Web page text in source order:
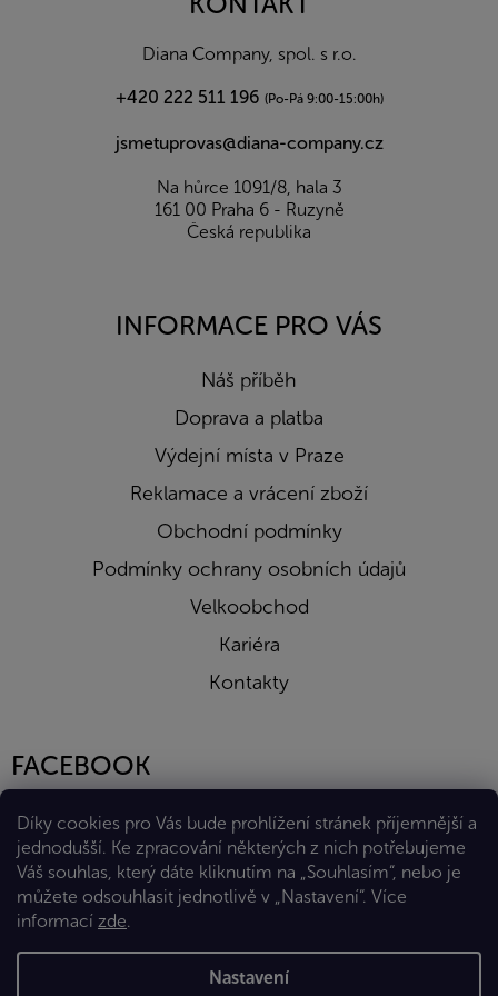
Díky cookies pro Vás bude prohlížení stránek příjemnější a
jednodušší. Ke zpracování některých z nich potřebujeme
Váš souhlas, který dáte kliknutím na „Souhlasím“, nebo je
můžete odsouhlasit jednotlivě v „Nastavení“. Více
informací zde.
Nastavení
Diana Company, spol. s r.o.
+420 222 511 196 (Po-Pá 9:00-15:00h)
jsmetuprovas@diana-company.cz
Na hůrce 1091/8, hala 3
161 00 Praha 6 - Ruzyně
Česká republika
INFORMACE PRO VÁS
Náš příběh
Doprava a platba
Výdejní místa v Praze
Reklamace a vrácení zboží
Obchodní podmínky
Podmínky ochrany osobních údajů
Velkoobchod
Kariéra
Kontakty
FACEBOOK
Vytvořil Shoptet Premium